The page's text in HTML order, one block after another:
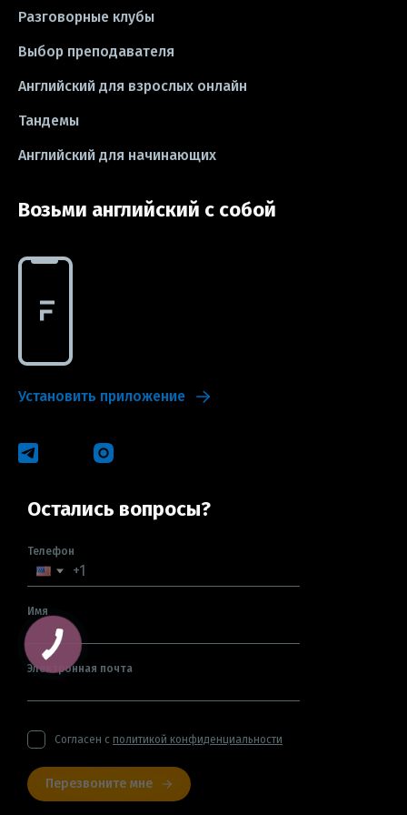
#CV #резюме
#idioms #эссе
Разговорные клубы
Выбор преподавателя
Английский для взрослых онлайн
Тандемы
Английский для начинающих
Возьми английский с собой
Установить приложение
Остались вопросы?
Телефон
Имя
Электронная почта
Согласен с политикой конфиденциальности
Перезвоните мне